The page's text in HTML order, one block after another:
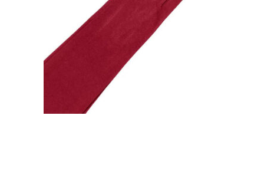
GUANTES PARA INVITADAS
A UNA BODA COLOR
BURDEOS
20,66€